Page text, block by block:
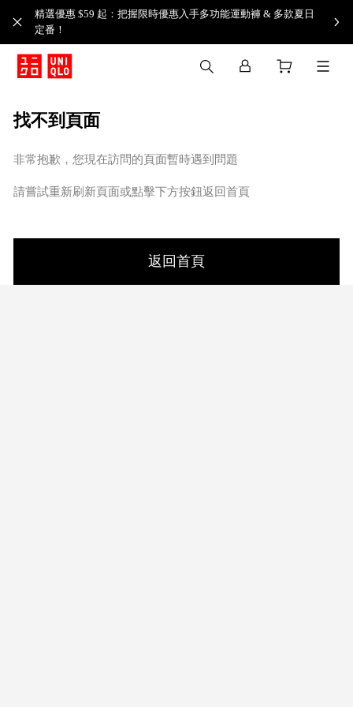
精選優惠 $59 起：把握限時優惠入手多功能運動褲 & 多款夏日
定番！​
找不到頁面
非常抱歉，您現在訪問的頁面暫時遇到問題
請嘗試重新刷新頁面或點擊下方按鈕返回首頁
返回首頁